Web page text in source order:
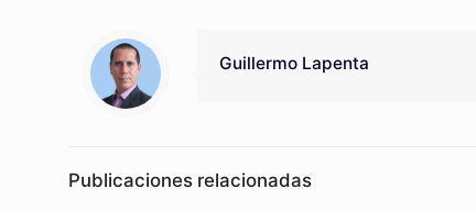
Guillermo Lapenta
Publicaciones relacionadas